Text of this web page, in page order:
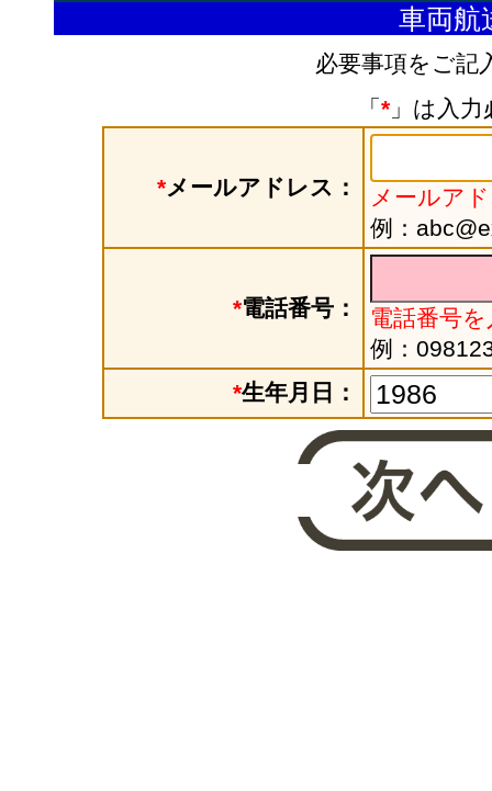
車両航
必要事項をご記
「 *」は入力
*メールアドレス：
メールア
例：
*電話番号：
電話番号
例：
*生年月日：